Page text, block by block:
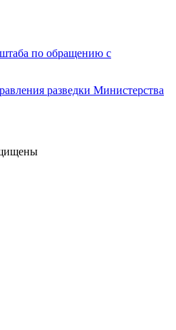
по обращению с
разведки Министерства